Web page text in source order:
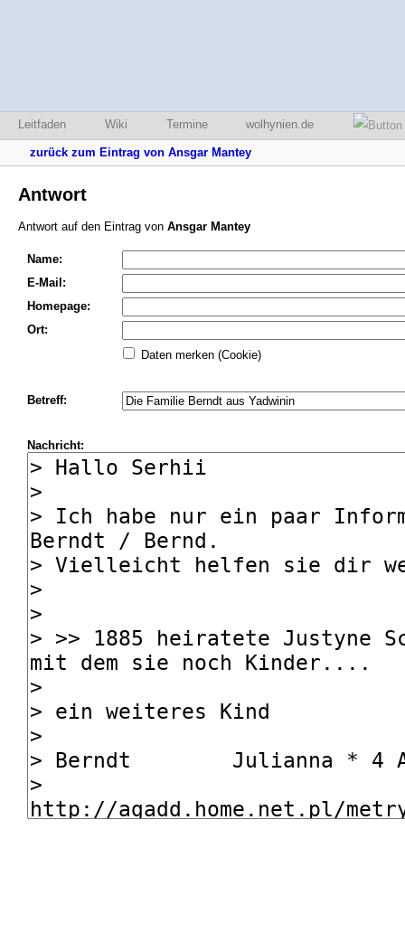
Leitfaden Wiki Termine wolhynien.de
zurück zum Eintrag von Ansgar Mantey
Antwort
Antwort auf den Eintrag von Ansgar Mantey
Name:
E-Mail:
Homepage:
Ort:
Daten merken (Cookie)
Betreff:
Nachricht: